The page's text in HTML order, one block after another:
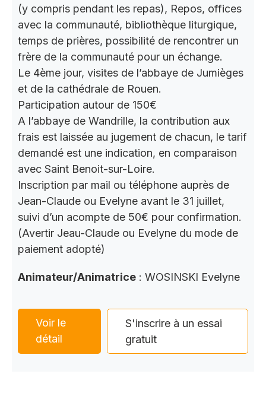
(y compris pendant les repas), Repos, offices
avec la communauté, bibliothèque liturgique,
temps de prières, possibilité de rencontrer un
frère de la communauté pour un échange.
Le 4ème jour, visites de l’abbaye de Jumièges
et de la cathédrale de Rouen.
Participation autour de 150€
A l’abbaye de Wandrille, la contribution aux
frais est laissée au jugement de chacun, le tarif
demandé est une indication, en comparaison
avec Saint Benoit-sur-Loire.
Inscription par mail ou téléphone auprès de
Jean-Claude ou Evelyne avant le 31 juillet,
suivi d’un acompte de 50€ pour confirmation.
(Avertir Jeau-Claude ou Evelyne du mode de
paiement adopté)
Animateur/Animatrice : WOSINSKI Evelyne
Voir le
détail
S'inscrire à un essai
gratuit